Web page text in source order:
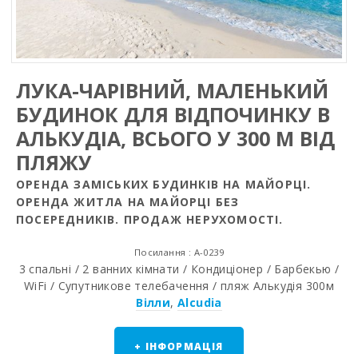
ЛУКА-ЧАРІВНИЙ, МАЛЕНЬКИЙ
БУДИНОК ДЛЯ ВІДПОЧИНКУ В
АЛЬКУДІА, ВСЬОГО У 300 М ВІД
ПЛЯЖУ
ОРЕНДА ЗАМІСЬКИХ БУДИНКІВ НА МАЙОРЦІ.
ОРЕНДА ЖИТЛА НА МАЙОРЦІ БЕЗ
ПОСЕРЕДНИКІВ. ПРОДАЖ НЕРУХОМОСТІ.
Посилання : A-0239
3 спальні / 2 ванних кімнати / Кондиціонер / Барбекью /
WiFi / Супутникове телебачення / пляж Алькудія 300м
Вілли, Alcudia
+ ІНФОРМАЦІЯ